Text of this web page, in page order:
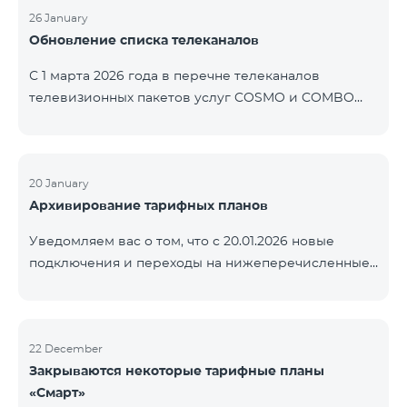
контролем нашей компании. В настоящее время
точные сроки восстановления услуг неизвестны.
предоставлена по мере изменения ситуации.
Благодарим за понимание.
26 January
Обновление списка телеканалов
С 1 марта 2026 года в перечне телеканалов
телевизионных пакетов услуг COSMO и COMBO
только в тех регионах, где их трансляция является
обязательной. Данные изменения реализуются в
телевизионной платформы и полностью
соответствуют нормам местного вещания.
20 January
Архивирование тарифных планов
Уведомляем вас о том, что с 20.01.2026 новые
подключения и переходы на нижеперечисленные
22 December
Закрываются некоторые тарифные планы
«Смарт»